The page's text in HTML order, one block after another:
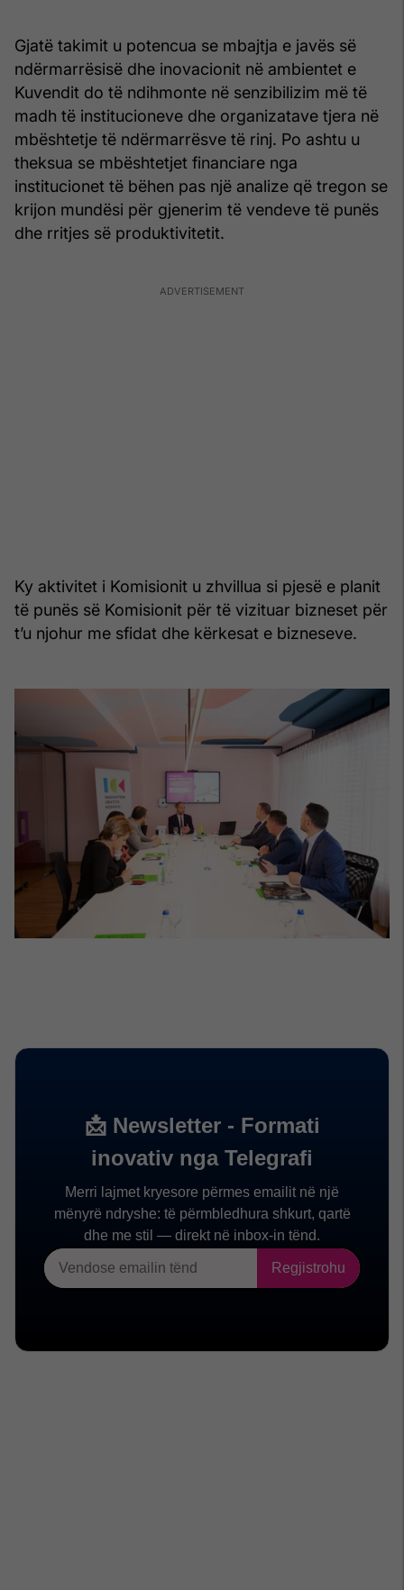
Gjatë takimit u potencua se mbajtja e javës së
ndërmarrësisë dhe inovacionit në ambientet e
Kuvendit do të ndihmonte në senzibilizim më të
madh të institucioneve dhe organizatave tjera në
mbështetje të ndërmarrësve të rinj. Po ashtu u
theksua se mbështetjet financiare nga
institucionet të bëhen pas një analize që tregon se
krijon mundësi për gjenerim të vendeve të punës
dhe rritjes së produktivitetit.
Ky aktivitet i Komisionit u zhvillua si pjesë e planit
të punës së Komisionit për të vizituar bizneset për
t’u njohur me sfidat dhe kërkesat e bizneseve.